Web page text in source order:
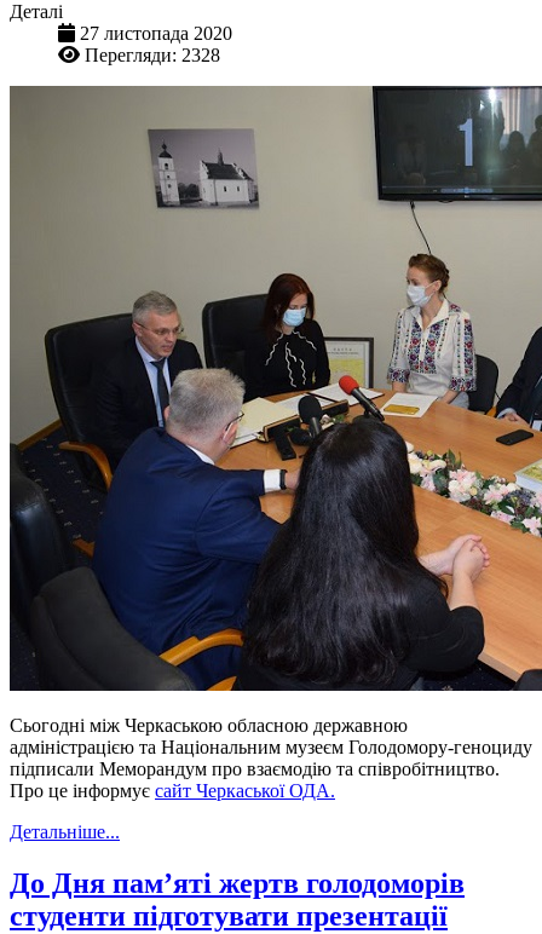
Деталі
27 листопада 2020
Перегляди: 2328
Сьогодні між Черкаською обласною державною
адміністрацією та Національним музеєм Голодомору-геноциду
підписали Меморандум про взаємодію та співробітництво.
Про це інформує сайт Черкаської ОДА.
Детальніше...
До Дня пам’яті жертв голодоморів
студенти підготувати презентації